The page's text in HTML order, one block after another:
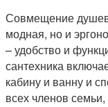
Совмещение
модная, но и
– удобство и
сантехника
кабину и ванну и
всех членов